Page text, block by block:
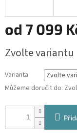
od 7 099
cena:
Zvolte variantu
Varianta
Můžeme doručit do: